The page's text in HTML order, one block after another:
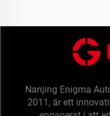
Nanjing Enigma
2011, är ett